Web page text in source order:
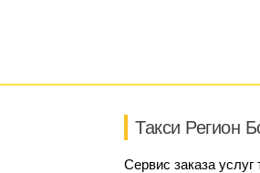
Такси Регион
Сервис заказа